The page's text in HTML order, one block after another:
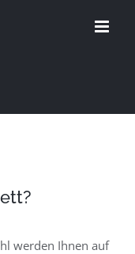
werden Ihnen auf